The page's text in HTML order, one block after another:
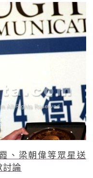
、梁朝偉等眾星送
論